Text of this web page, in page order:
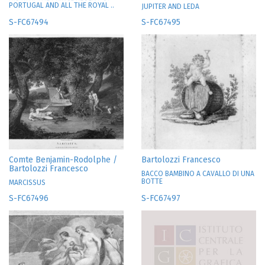
PORTUGAL AND ALL THE ROYAL ..
JUPITER AND LEDA
S-FC67494
Comte Benjamin-Rodolphe /
Bartolozzi Francesco
MARCISSUS
S-FC67495
Bartolozzi Francesco
BACCO BAMBINO A CAVALLO DI UNA
BOTTE
S-FC67496 S-FC67497